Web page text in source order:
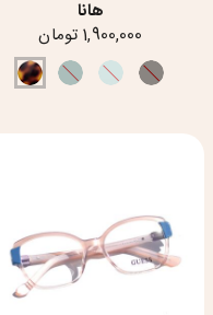
هانا
1,900,000 تومان